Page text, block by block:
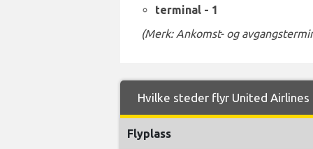
terminal - 1
(Merk: Ankomst- og
Hvilke steder flyr United
Flyplass